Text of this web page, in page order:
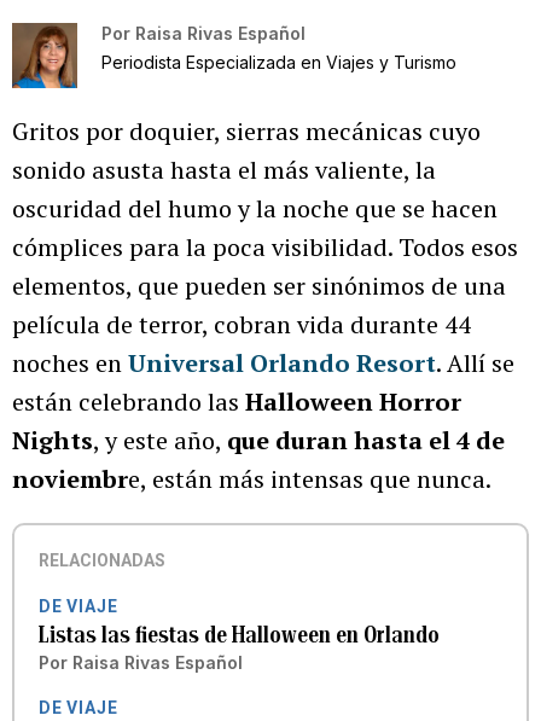
Por Raisa Rivas Español
Periodista Especializada en Viajes y Turismo
Gritos por doquier, sierras mecánicas cuyo
sonido asusta hasta el más valiente, la
oscuridad del humo y la noche que se hacen
cómplices para la poca visibilidad. Todos esos
elementos, que pueden ser sinónimos de una
película de terror, cobran vida durante 44
noches enUniversal Orlando Resort. Allí se
están celebrando las Halloween Horror
Nights, y este año, que duran hasta el 4 de
noviembre, están más intensas que nunca.
RELACIONADAS
DE VIAJE
Listas las fiestas de Halloween en Orlando
Por Raisa Rivas Español
DE VIAJE